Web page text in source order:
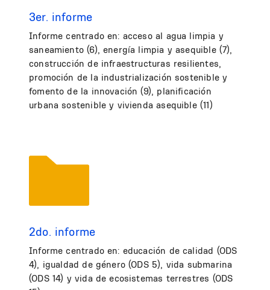
3er. informe
Informe centrado en: acceso al agua limpia y
saneamiento (6), energía limpia y asequible (7),
construcción de infraestructuras resilientes,
promoción de la industrialización sostenible y
fomento de la innovación (9), planificación
urbana sostenible y vivienda asequible (11)
2do. informe
Informe centrado en: educación de calidad (ODS
4), igualdad de género (ODS 5), vida submarina
(ODS 14) y vida de ecosistemas terrestres (ODS